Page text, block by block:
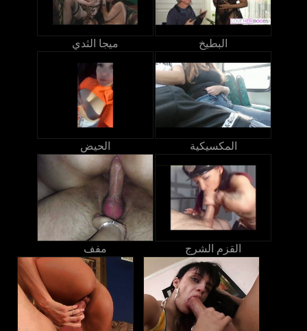
ميجا الثدي البطيخ
الحيض المكسيكية
مفف القزم الشرج